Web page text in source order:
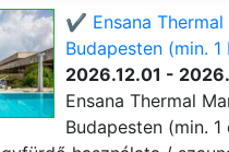
✔️ Ensana
Budapesten (min. 1
2026.12.01 -
Ensana Thermal
Budapesten (min.